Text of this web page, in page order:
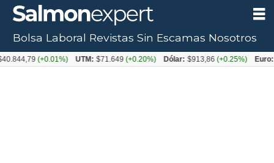
Bolsa Laboral Revistas Sin Escamas Nosotros
(+0.01%) UTM: $71.649(+0.20%) Dólar: $913,86(+0.25%) Euro: